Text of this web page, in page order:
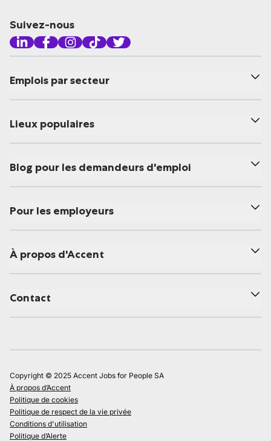
Suivez-nous
Emplois par secteur
Lieux populaires
Blog pour les demandeurs d'emploi
Pour les employeurs
À propos d'Accent
Contact
Copyright © 2025 Accent Jobs for People SA
À propos d’Accent
Politique de cookies
Politique de respect de la vie privée
Conditions d'utilisation
Politique d’Alerte